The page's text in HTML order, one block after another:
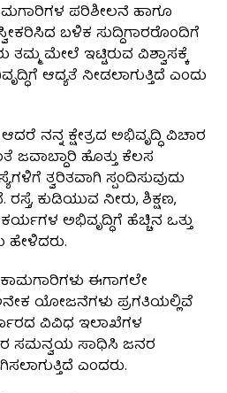
ಪರಿಶೀಲನೆ ಹಾಗೂ
ಬಳಿಕ ಸುದ್ದಿಗಾರರೊಂದಿಗೆ
ಮೇಲೆ ಇಟ್ಟಿರುವ ವಿಶ್ವಾಸಕ್ಕೆ
ಆದ್ಯತೆ ನೀಡಲಾಗುತ್ತಿದೆ ಎಂದು
ನನ್ನ ಕ್ಷೇತ್ರದ ಅಭಿವೃದ್ಧಿ ವಿಚಾರ
ಹೊತ್ತು ಕೆಲಸ
ತ್ವರಿತವಾಗಿ ಸ್ಪಂದಿಸುವುದು
ಕುಡಿಯುವ ನೀರು, ಶಿಕ್ಷಣ,
ಅಭಿವೃದ್ಧಿಗೆ ಹೆಚ್ಚಿನ ಒತ್ತು
ಹೇಳಿದರು.
ಕಾಮಗಾರಿಗಳು ಈಗಾಗಲೇ
ಯೋಜನೆಗಳು ಪ್ರಗತಿಯಲ್ಲಿವೆ
ವಿವಿಧ ಇಲಾಖೆಗಳ
ಸಮನ್ವಯ ಸಾಧಿಸಿ ಜನರ
ಎಂದರು.